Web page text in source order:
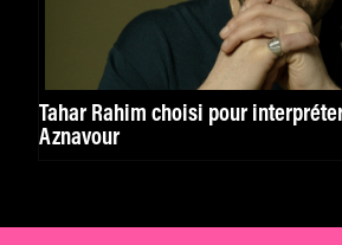
Tahar Rahim choisi pour
Aznavour